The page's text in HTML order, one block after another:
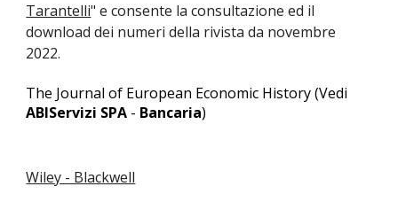
Tarantelli" e consente la consultazione ed il
download dei numeri della rivista da novembre
2022.
The Journal of European Economic History (Vedi
ABIServizi SPA - Bancaria)
Wiley - Blackwell